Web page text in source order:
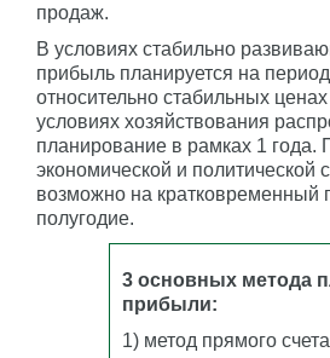
продаж.
В условиях стабильно
прибыль планируется на
относительно стабильных
условиях хозяйствования
планирование в рамках 1 года.
экономической и политической
возможно на кратковременный
полугодие.
3 основных метода
прибыли:
1) метод прямого